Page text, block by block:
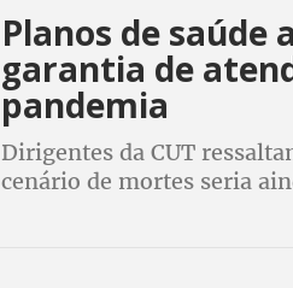
Planos de saúde
garantia de
pandemia
Dirigentes da CUT
cenário de mortes seria